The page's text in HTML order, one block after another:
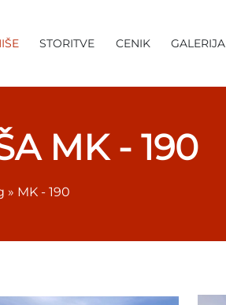
STORITVE CENIK GALERIJA
MK - 190
» MK - 190